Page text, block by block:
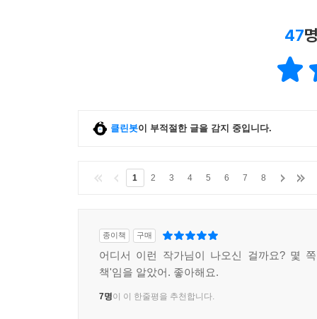
47
클린봇이 부적절한 글을 감지 중입니다.
1 2 3 4 5 6 7 8
종이책 구매
어디서 이런 작가님이 나오신 걸까요? 몇
책'임을 알았어. 좋아해요.
7명이 이 한줄평을 추천합니다.